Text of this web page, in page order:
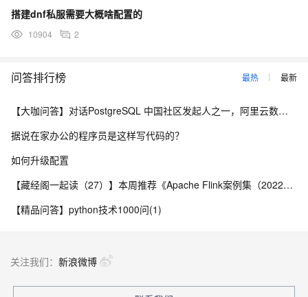
搭建dnf私服需要大概啥配置的
10904 2
问答排行榜 最热 最新
【大咖问答】对话PostgreSQL 中国社区发起人之一，阿里云数据库高级专家 德哥
据说在家办公的程序员是这样写代码的？
如何升级配置
【藏经阁一起读（27）】本周推荐《Apache Flink案例集（2022版）》，你有哪些心得？
【精品问答】python技术1000问(1)
关注我们： 新浪微博